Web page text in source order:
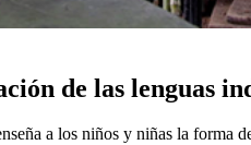
de las lenguas
a los niños y niñas la